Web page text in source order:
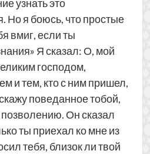
узнать это
Но я боюсь, что простые
вмиг, если ты
Я сказал: О, мой
господом,
и тем, кто с ним пришел,
поведанное тобой,
позволению. Он сказал
ты приехал ко мне из
тебя, близок ли твой